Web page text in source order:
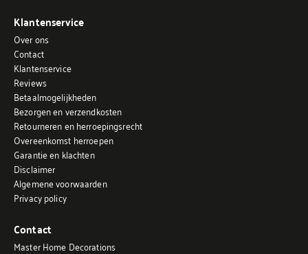
Klantenservice
Over ons
Contact
Klantenservice
Reviews
Betaalmogelijkheden
Bezorgen en verzendkosten
Retourneren en herroepingsrecht
Overeenkomst herroepen
Garantie en klachten
Disclaimer
Algemene voorwaarden
Privacy policy
Contact
Master Home Decorations